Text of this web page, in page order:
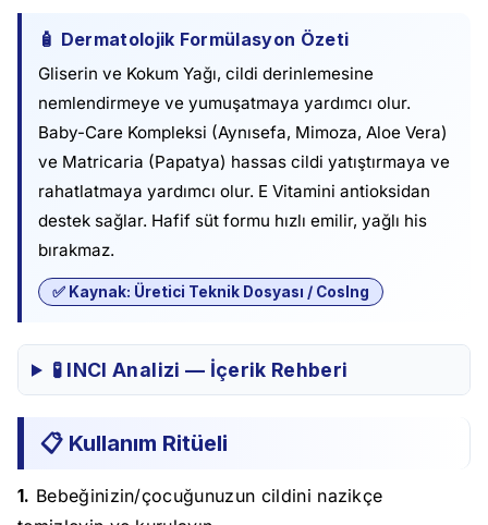
🧴 Dermatolojik Formülasyon Özeti
Gliserin ve Kokum Yağı, cildi derinlemesine
nemlendirmeye ve yumuşatmaya yardımcı olur.
Baby-Care Kompleksi (Aynısefa, Mimoza, Aloe Vera)
ve Matricaria (Papatya) hassas cildi yatıştırmaya ve
rahatlatmaya yardımcı olur. E Vitamini antioksidan
destek sağlar. Hafif süt formu hızlı emilir, yağlı his
bırakmaz.
✅ Kaynak: Üretici Teknik Dosyası / CosIng
🧪 INCI Analizi — İçerik Rehberi
📋 Kullanım Ritüeli
1. Bebeğinizin/çocuğunuzun cildini nazikçe